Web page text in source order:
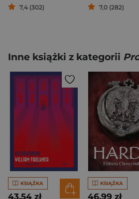
7,4 (302) 7,0 (282)
Inne książki z kategorii
KSIĄŻKA
43,54 zł
KSIĄŻKA
46,99 zł